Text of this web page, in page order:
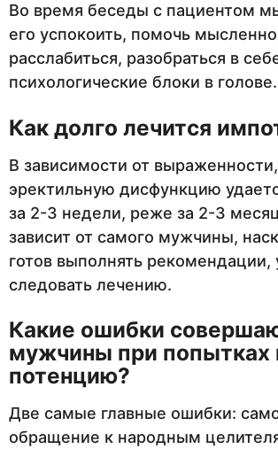
Во время беседы с пациентом
его успокоить, помочь мысленно
расслабиться, разобраться в
психологические блоки в голове.
Как долго лечится
В зависимости от выраженности,
эректильную дисфункцию
за 2-3 недели, реже за 2-3
зависит от самого мужчины,
готов выполнять рекомендации,
следовать лечению.
Какие ошибки
мужчины при попытках
потенцию?
Две самые главные ошибки:
обращение к народным